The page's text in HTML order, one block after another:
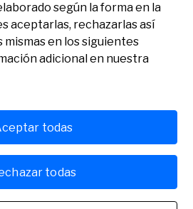
Social
2024 todos los derechos
según la forma en la
aceptarlas, rechazarlas así
en los siguientes
adicional en nuestra
todas
todas